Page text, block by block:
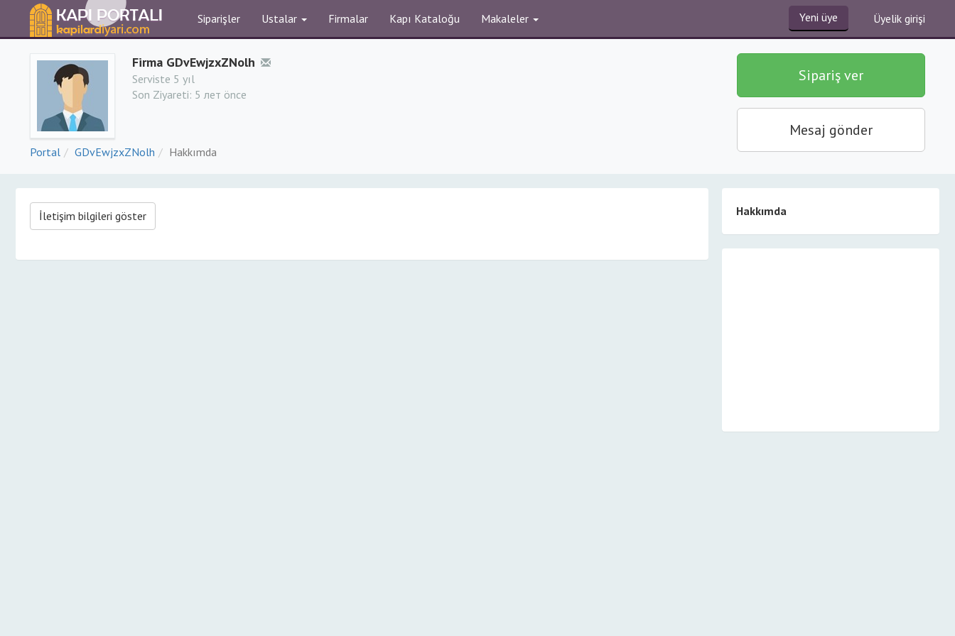
Siparişler Ustalar Firmalar Kapı Kataloğu Makaleler Yeni üye Üyelik girişi
Firma GDvEwjzxZNolh
Serviste 5 yıl
Son Ziyareti: 5 лет önce
Portal GDvEwjzxZNolh Hakkımda
Sipariş ver
Mesaj gönder
İletişim bilgileri göster Hakkımda